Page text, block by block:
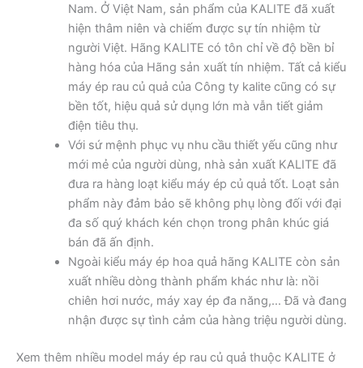
Nam. Ở Việt Nam, sản phẩm của KALITE đã xuất
hiện thâm niên và chiếm được sự tín nhiệm từ
người Việt. Hãng KALITE có tôn chỉ về độ bền bỉ
hàng hóa của Hãng sản xuất tín nhiệm. Tất cả kiểu
máy ép rau củ quả của Công ty kalite cũng có sự
bền tốt, hiệu quả sử dụng lớn mà vẫn tiết giảm
điện tiêu thụ.
Với sứ mệnh phục vụ nhu cầu thiết yếu cũng như
mới mẻ của người dùng, nhà sản xuất KALITE đã
đưa ra hàng loạt kiểu máy ép củ quả tốt. Loạt sản
phẩm này đảm bảo sẽ không phụ lòng đối với đại
đa số quý khách kén chọn trong phân khúc giá
bán đã ấn định.
Ngoài kiểu máy ép hoa quả hãng KALITE còn sản
xuất nhiều dòng thành phẩm khác như là: nồi
chiên hơi nước, máy xay ép đa năng,… Đã và đang
nhận được sự tình cảm của hàng triệu người dùng.
Xem thêm nhiều model máy ép rau củ quả thuộc KALITE ở